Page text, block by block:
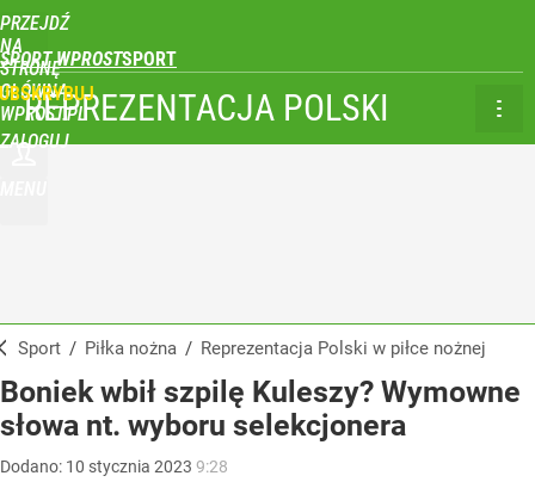
PRZEJDŹ
NA
STRONĘ
GŁÓWNĄ
WPROST.PL
SPORT WPROST
ZALOGUJ
REPREZENTACJA POLSKI
Sport / Piłka nożna / Reprezentacja Polski w piłce nożnej
Boniek wbił szpilę Kuleszy? Wymowne
słowa nt. wyboru selekcjonera
Dodano: 10 stycznia 2023 9:28